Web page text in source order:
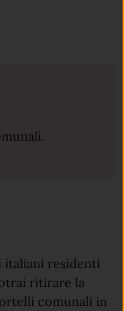
italiani residenti
ritirare la
comunali in